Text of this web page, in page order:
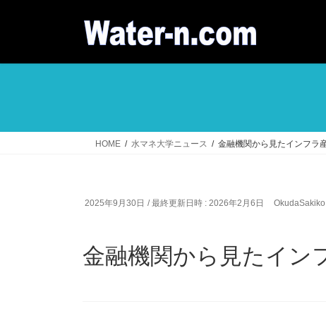
HOME 水マネ大学ニュース 金融機関から見たインフラ
2025年9月30日 / 最終更新日時 : 2026年2月6日 OkudaSakiko
金融機関から見たイン